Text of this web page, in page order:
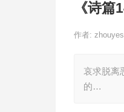
《诗
作者:
哀求脱离
的…